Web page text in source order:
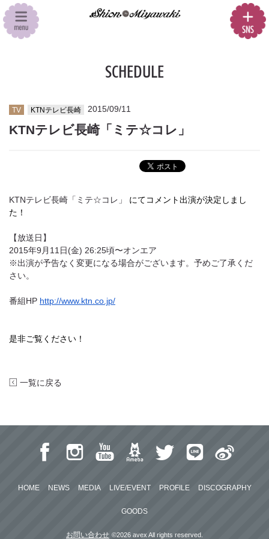
SCHEDULE
TV KTNテレビ長崎 2015/09/11
KTNテレビ長崎「ミテ☆コレ」
KTNテレビ長崎「ミテ☆コレ」
にてコメント出演が決定しまし
た！
【放送日】
2015年9月11日(金) 26:25頃〜オンエア
※出演が予告なく変更になる場合がございます。予めご了承くだ
さい。
番組HP http://www.ktn.co.jp/
是非ご覧ください！
一覧に戻る
HOME NEWS MEDIA LIVE/EVENT PROFILE DISCOGRAPHY
GOODS
お問い合わせ ©2026 avex All rights reserved.